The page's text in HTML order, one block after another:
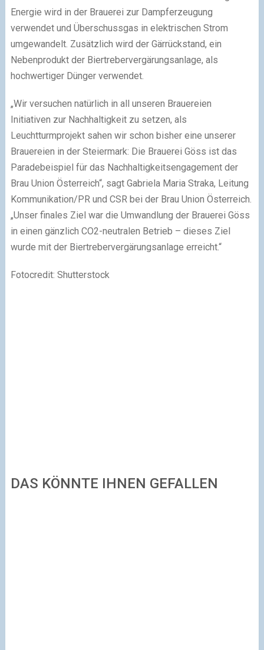
Energie wird in der Brauerei zur Dampferzeugung
verwendet und Überschussgas in elektrischen Strom
umgewandelt. Zusätzlich wird der Gärrückstand, ein
Nebenprodukt der Biertrebervergärungsanlage, als
hochwertiger Dünger verwendet.
„Wir versuchen natürlich in all unseren Brauereien
Initiativen zur Nachhaltigkeit zu setzen, als
Leuchtturmprojekt sahen wir schon bisher eine unserer
Brauereien in der Steiermark: Die Brauerei Göss ist das
Paradebeispiel für das Nachhaltigkeitsengagement der
Brau Union Österreich“, sagt Gabriela Maria Straka, Leitung
Kommunikation/PR und CSR bei der Brau Union Österreich.
„Unser finales Ziel war die Umwandlung der Brauerei Göss
in einen gänzlich CO2-neutralen Betrieb – dieses Ziel
wurde mit der Biertrebervergärungsanlage erreicht.“
Fotocredit: Shutterstock
DAS KÖNNTE IHNEN GEFALLEN